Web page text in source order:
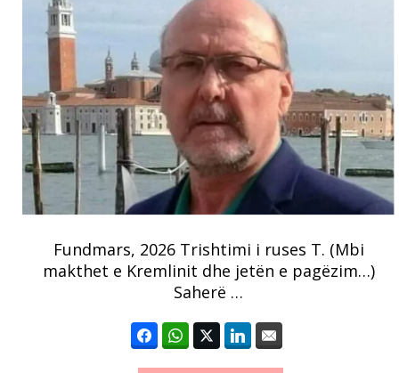
Fundmars, 2026 Trishtimi i ruses T. (Mbi
makthet e Kremlinit dhe jetën e pagëzim…)
Saherë …